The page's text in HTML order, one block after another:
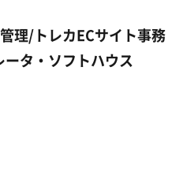
理/トレカECサイト事務
タ・ソフトハウス